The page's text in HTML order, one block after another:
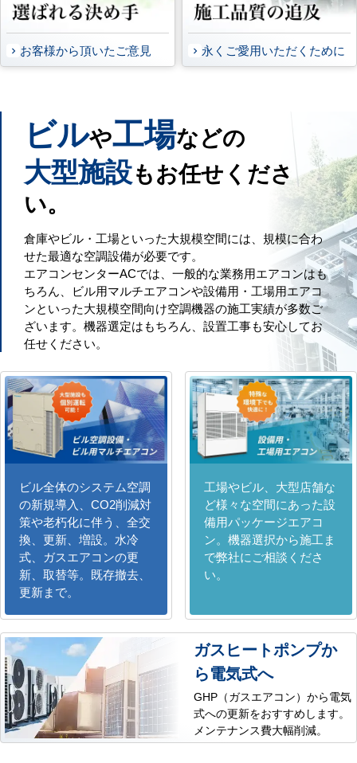
お客様から頂いたご意見 永くご愛用いただくために
ビルや工場などの
大型施設もお任せくださ
い。
倉庫やビル・工場といった大規模空間には、規模に合わ
せた最適な空調設備が必要です。
エアコンセンターACでは、一般的な業務用エアコンはも
ちろん、ビル用マルチエアコンや設備用・工場用エアコ
ンといった大規模空間向け空調機器の施工実績が多数ご
ざいます。機器選定はもちろん、設置工事も安心してお
任せください。
ビル全体のシステム空調
の新規導入、CO2削減対
策や老朽化に伴う、全交
換、更新、増設。水冷
式、ガスエアコンの更
新、取替等。既存撤去、
更新まで。
工場やビル、大型店舗な
ど様々な空間にあった設
備用パッケージエアコ
ン。機器選択から施工ま
で弊社にご相談くださ
い。
ガスヒートポンプか
ら電気式へ
GHP（ガスエアコン）から電気
式への更新をおすすめします。
メンテナンス費大幅削減。